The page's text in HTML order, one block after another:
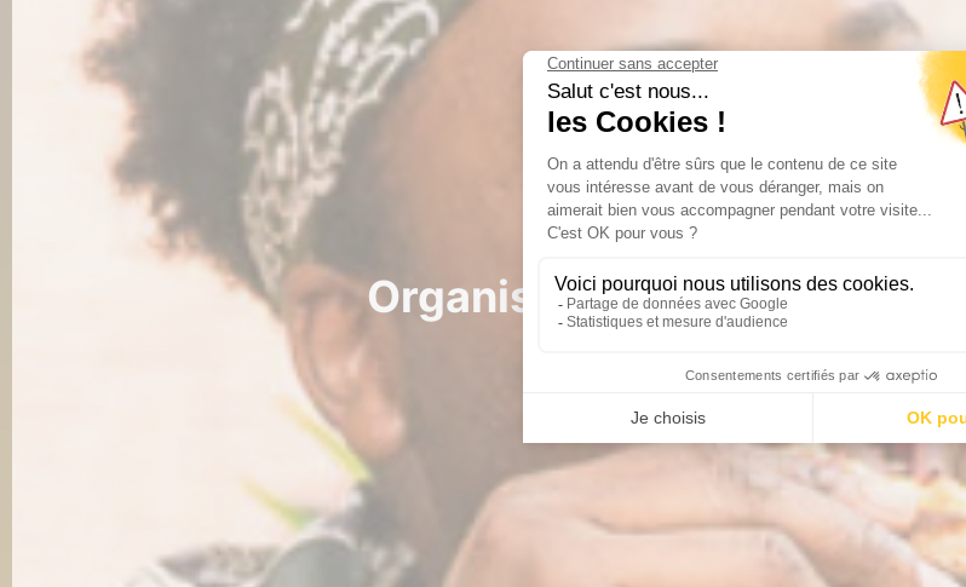
Organiser son repas